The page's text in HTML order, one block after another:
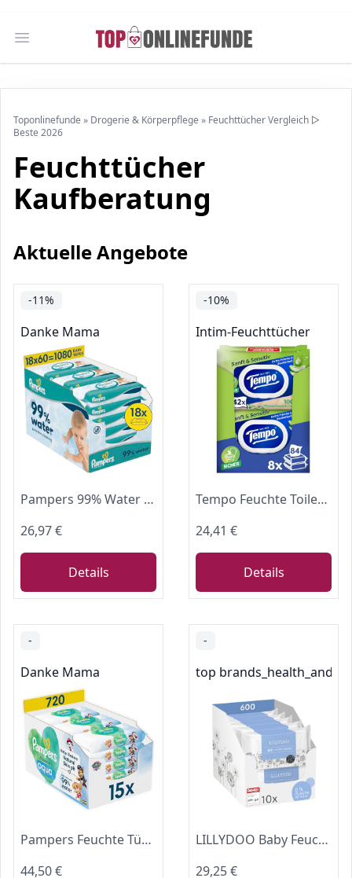
Open main menu
Toponlinefunde » Drogerie & Körperpflege » Feuchttücher Vergleich ▷
Beste 2026
Feuchttücher
Kaufberatung
Aktuelle Angebote
-11%
Danke Mama
Pampers 99% Water Baby-Feuchttücher, 18x60 (1080 Stück)
26,97 €
Details
-10%
Intim-Feuchttücher
Tempo Feuchte Toilettentücher ''Sanft & Sensitiv'' - Megapack - 16 Packungen mit je 42 Tüchern - Duo Packs - natürliche Aloe Vera - Toilettenpapier, dermatologisch getestet, pH-hautneutral
24,41 €
Details
-
Danke Mama
Pampers Feuchte Tücher Harmonie Aqua 15x Paw Patrol
44,50 €
-
top
LILLYDOO Baby Feuchttücher mit 99% Wasser, 600 Stück (10 x 60)
29,25 €